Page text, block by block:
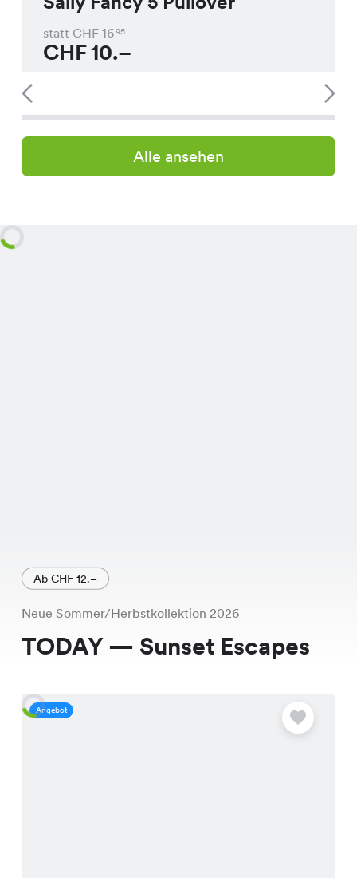
statt CHF 1695
CHF10.–
Alle ansehen
Ab CHF 12.–
Neue Sommer/Herbstkollektion 2026
TODAY — Sunset Escapes
Angebot